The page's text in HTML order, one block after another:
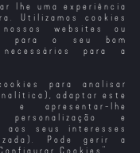
lhe uma experiência
Utilizamos cookies
websites ou
para o seu bom
para a
para analisar
adaptar este
e apresentar-lhe
e
aos seus interesses
Pode gerir a